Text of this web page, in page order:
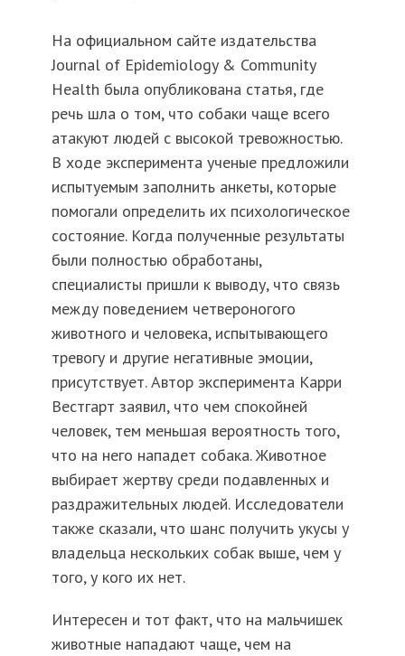
На официальном сайте издательства
Journal of Epidemiology & Community
Health была опубликована статья, где
речь шла о том, что собаки чаще всего
атакуют людей с высокой тревожностью.
В ходе эксперимента ученые предложили
испытуемым заполнить анкеты, которые
помогали определить их психологическое
состояние. Когда полученные результаты
были полностью обработаны,
специалисты пришли к выводу, что связь
между поведением четвероногого
животного и человека, испытывающего
тревогу и другие негативные эмоции,
присутствует. Автор эксперимента Карри
Вестгарт заявил, что чем спокойней
человек, тем меньшая вероятность того,
что на него нападет собака. Животное
выбирает жертву среди подавленных и
раздражительных людей. Исследователи
также сказали, что шанс получить укусы у
владельца нескольких собак выше, чем у
того, у кого их нет.
Интересен и тот факт, что на мальчишек
животные нападают чаще, чем на